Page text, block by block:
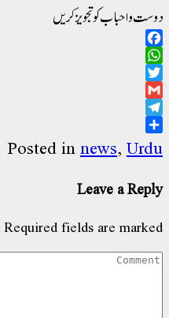
دوست و احباب کو تجویز کریں
Facebook
WhatsApp
Twitter
Gmail
Telegram
Share
Posted innews, Urdu
Leave a Reply
Required fields are marked